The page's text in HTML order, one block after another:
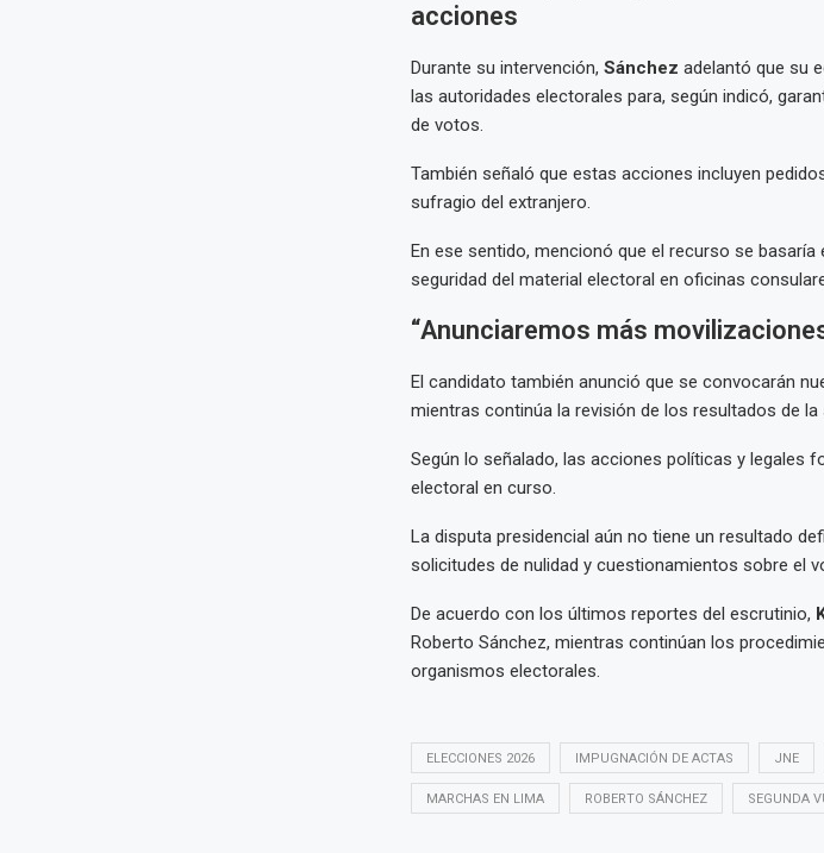
acciones
Durante su intervención, Sánchez adelantó que su
las autoridades electorales para, según indicó,
de votos.
También señaló que estas acciones incluyen
sufragio del extranjero.
En ese sentido, mencionó que el recurso se
seguridad del material electoral en oficinas
“Anunciaremos más
El candidato también anunció que se convocarán
mientras continúa la revisión de los resultados de la
Según lo señalado, las acciones políticas y legales
electoral en curso.
La disputa presidencial aún no tiene un resultado
solicitudes de nulidad y cuestionamientos sobre el
De acuerdo con los últimos reportes del escrutinio,
Roberto Sánchez, mientras continúan los
organismos electorales.
ELECCIONES 2026 IMPUGNACIÓN DE ACTAS JNE
MARCHAS EN LIMA ROBERTO SÁNCHEZ SEGUNDA